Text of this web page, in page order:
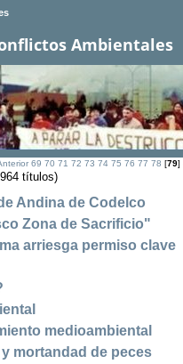
Ambientales
69 70 71 72 73 74 75 76 77 78 [79]
títulos)
Andina de Codelco
Zona de Sacrificio"
arriesga permiso clave
medioambiental
mortandad de peces